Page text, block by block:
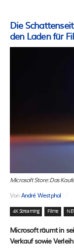
Die
den Laden für
Microsoft Store: Das
VonAndré Westphal
4K Streaming Filme
Microsoft räumt in
Verkauf sowie